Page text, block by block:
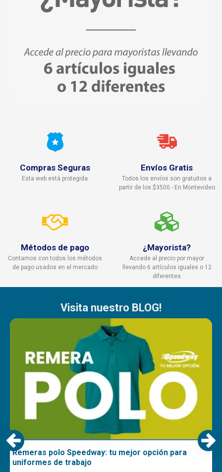
Compras Seguras
Esta web está protegida
Envíos Gratis
Todos los envíos son gratuitos a
partir de los $3500 - En Montevideo
Métodos de pago
Contamos con todos los métodos
de pago usados en el mercado
¿Mayorista?
Accede al precio por mayor
llevando 6 artículos iguales o 12
diferentes
Visita nuestro BLOG!
Remeras polo Speedway: tu mejor opción para
uniformes de trabajo